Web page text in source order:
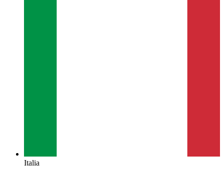
Italia